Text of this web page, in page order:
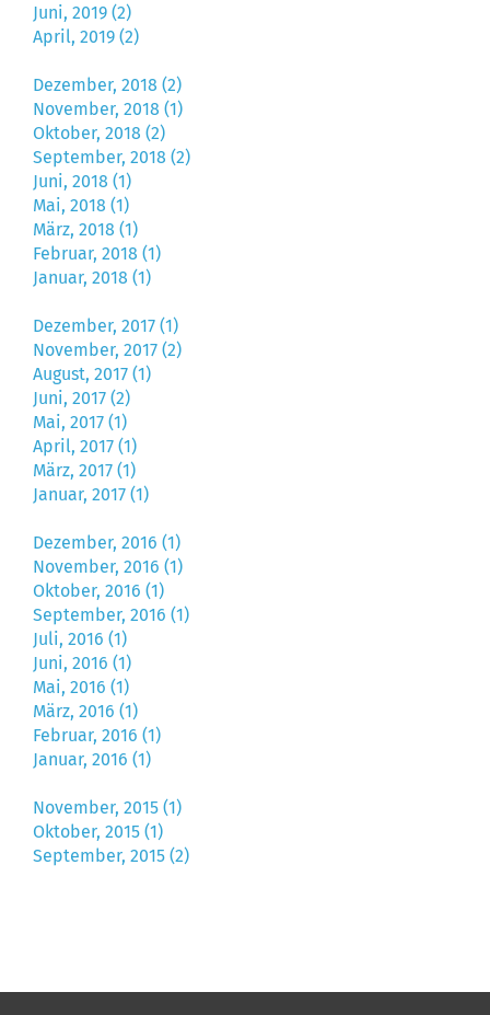
Juni, 2019 (2)
April, 2019 (2)
Dezember, 2018 (2)
November, 2018 (1)
Oktober, 2018 (2)
September, 2018 (2)
Juni, 2018 (1)
Mai, 2018 (1)
März, 2018 (1)
Februar, 2018 (1)
Januar, 2018 (1)
Dezember, 2017 (1)
November, 2017 (2)
August, 2017 (1)
Juni, 2017 (2)
Mai, 2017 (1)
April, 2017 (1)
März, 2017 (1)
Januar, 2017 (1)
Dezember, 2016 (1)
November, 2016 (1)
Oktober, 2016 (1)
September, 2016 (1)
Juli, 2016 (1)
Juni, 2016 (1)
Mai, 2016 (1)
März, 2016 (1)
Februar, 2016 (1)
Januar, 2016 (1)
November, 2015 (1)
Oktober, 2015 (1)
September, 2015 (2)